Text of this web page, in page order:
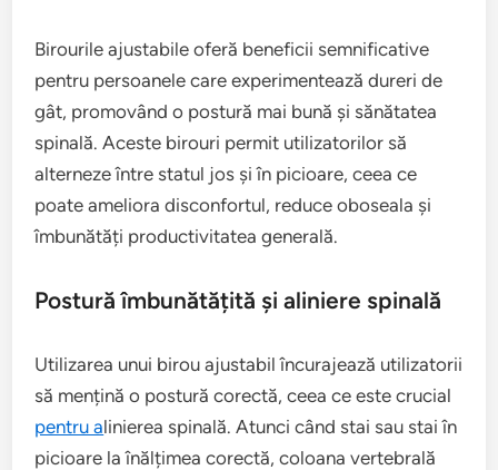
Birourile ajustabile oferă beneficii semnificative
pentru persoanele care experimentează dureri de
gât, promovând o postură mai bună și sănătatea
spinală. Aceste birouri permit utilizatorilor să
alterneze între statul jos și în picioare, ceea ce
poate ameliora disconfortul, reduce oboseala și
îmbunătăți productivitatea generală.
Postură îmbunătățită și aliniere spinală
Utilizarea unui birou ajustabil încurajează utilizatorii
să mențină o postură corectă, ceea ce este crucial
pentru alinierea spinală. Atunci când stai sau stai în
picioare la înălțimea corectă, coloana vertebrală